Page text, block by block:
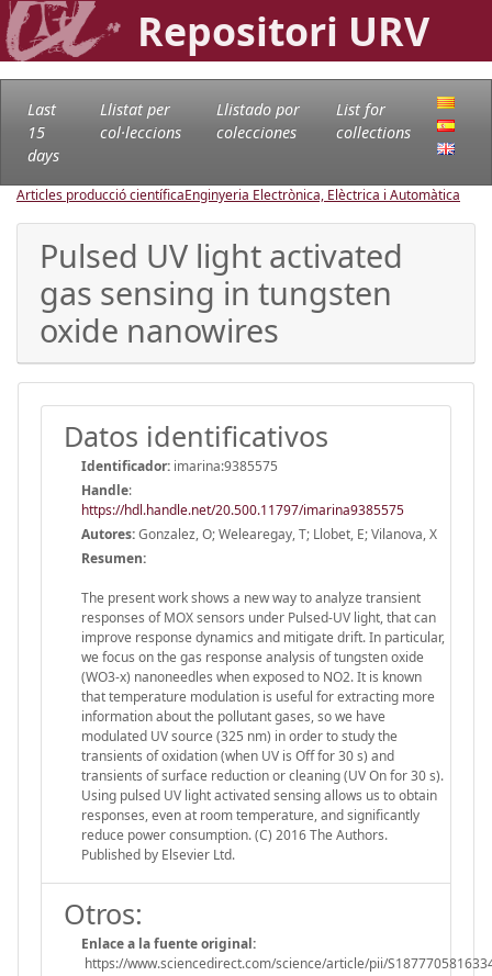
Repositori URV
Last
15
days
Llistat per
col·leccions
Llistado por
colecciones
List for
collections
Articles producció científicaEnginyeria Electrònica, Elèctrica i Automàtica
Pulsed UV light activated
gas sensing in tungsten
oxide nanowires
Datos identificativos
Identificador: imarina:9385575
Handle:
https://hdl.handle.net/20.500.11797/imarina9385575
Autores:Gonzalez, O; Welearegay, T; Llobet, E; Vilanova, X
Resumen:
The present work shows a new way to analyze transient
responses of MOX sensors under Pulsed-UV light, that can
improve response dynamics and mitigate drift. In particular,
we focus on the gas response analysis of tungsten oxide
(WO3-x) nanoneedles when exposed to NO2. It is known
that temperature modulation is useful for extracting more
information about the pollutant gases, so we have
modulated UV source (325 nm) in order to study the
transients of oxidation (when UV is Off for 30 s) and
transients of surface reduction or cleaning (UV On for 30 s).
Using pulsed UV light activated sensing allows us to obtain
responses, even at room temperature, and significantly
reduce power consumption. (C) 2016 The Authors.
Published by Elsevier Ltd.
Otros:
Enlace a la fuente original:
https://www.sciencedirect.com/science/article/pii/